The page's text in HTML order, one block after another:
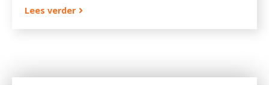
Lees verder